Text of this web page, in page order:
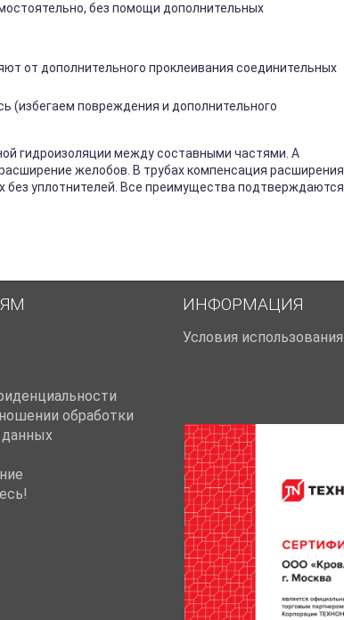
без помощи дополнительных
от дополнительного проклеивания соединительных
(избегаем повреждения и дополнительного
гидроизоляции между составными частями. А
желобов. В трубах компенсация расширения
без уплотнителей. Все преимущества подтверждаются
обработки
данных
ИНФОРМАЦИЯ
Условия использования